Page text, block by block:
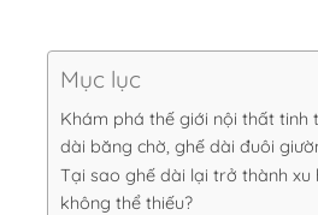
Mục lục
Khám phá thế giới nội thất tinh
dài băng chờ, ghế dài đuôi
Tại sao ghế dài lại trở thành xu
không thể thiếu?